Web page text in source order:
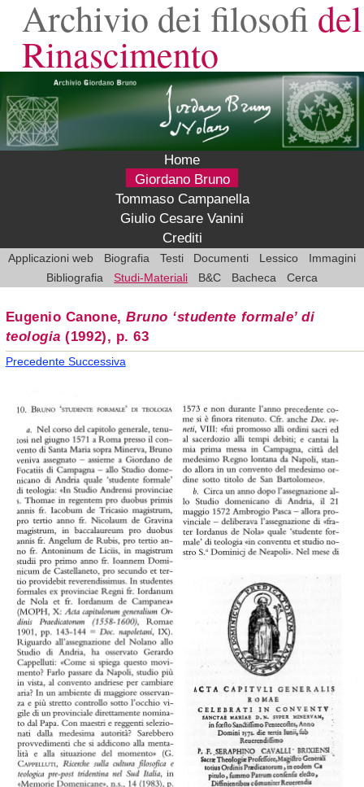
Archivio dei filosofi del
Rinascimento
Home
Giordano Bruno
Tommaso Campanella
Giulio Cesare Vanini
Crediti
Applicazioni web Biografia Testi Documenti Lessico
Immagini
Bibliografia
Studi-Materiali B&C Bacheca Cerca
Eugenio Canone,Bruno ‘studente formale’ di
teologia (1992), p. 63
Precedente Successiva